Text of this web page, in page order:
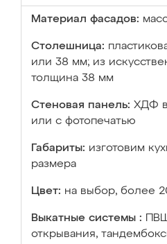
Материал фасадов:
Столешница:
или 38 мм; из
толщина 38 мм
Стеновая панель: ХДФ в
или с фотопечатью
Габариты: изготовим
размера
Цвет: на выбор, более
Выкатные системы :
открывания,